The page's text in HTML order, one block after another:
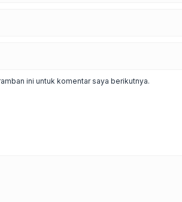
ini untuk komentar saya berikutnya.